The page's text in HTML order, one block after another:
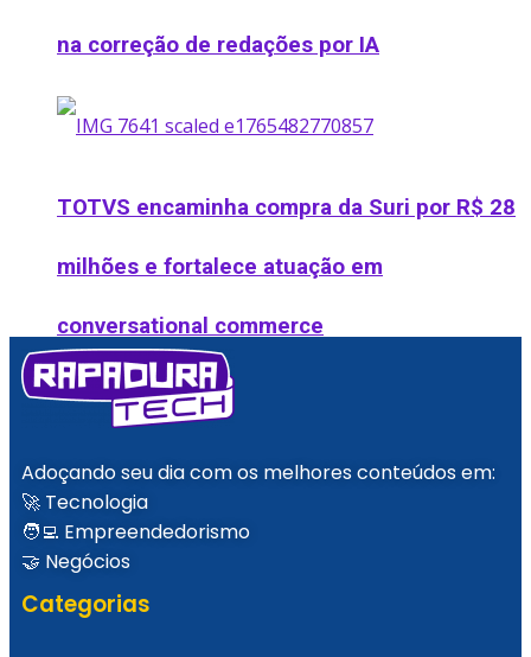
na correção de redações por IA
TOTVS encaminha compra da Suri por R$ 28
milhões e fortalece atuação em
conversational commerce
Get in The Ring seleciona as startups mais
inovadoras do Brasil
Adoçando seu dia com os melhores conteúdos em:
🚀 Tecnologia
🧑‍💻 Empreendedorismo
🤝 Negócios
Categorias